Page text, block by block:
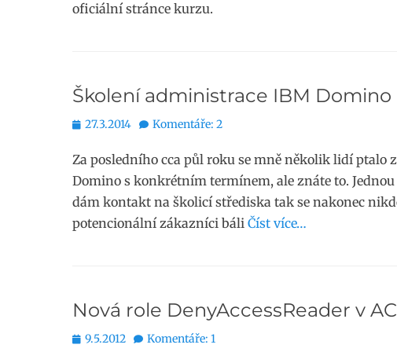
oficiální stránce kurzu.
Školení administrace IBM Domino
Publikováno
27.3.2014 Komentáře: 2
Za posledního cca půl roku se mně několik lidí
Domino s konkrétním termínem, ale znáte to.
dám kontakt na školicí střediska tak se nakonec
potencionální zákazníci báli Číst více…
Nová role DenyAccessReader v
Publikováno
9.5.2012 Komentáře: 1